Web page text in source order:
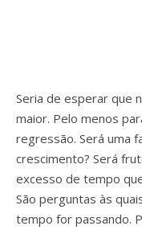
Seria de esperar que
maior. Pelo menos
regressão. Será uma
crescimento? Será
excesso de tempo
São perguntas às
tempo for passando.